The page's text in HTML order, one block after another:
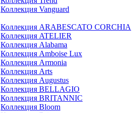
Коллекция Vanguard
Коллекция ARABESCATO CORCHIA
Коллекция ATELIER
Коллекция Alabama
Коллекция Amboise Lux
Коллекция Armonia
Коллекция Arts
Коллекция Augustus
Коллекция BELLAGIO
Коллекция BRITANNIC
Коллекция Bloom